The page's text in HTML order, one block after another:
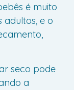
é muito
adultos, e o
seco pode
a